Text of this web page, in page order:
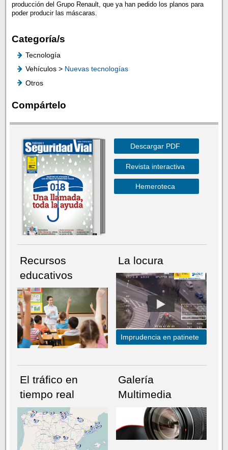
producción del Grupo Renault, que ya han pedido los planos para
poder producir las máscaras.
Categoría/s
Tecnología
Vehículos > Nuevas tecnologías
Otros
Compártelo
Descargar PDF
Revista interactiva
Hemeroteca
Recursos
educativos
La locura
Imprudencia en patinete
El tráfico en
tiempo real
Galería
Multimedia